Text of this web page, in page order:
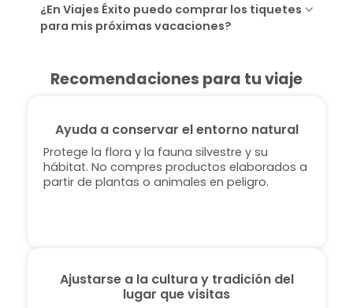
¿En Viajes Éxito puedo comprar los tiquetes
para mis próximas vacaciones?
Recomendaciones para tu viaje
Ayuda a conservar el entorno natural
Protege la flora y la fauna silvestre y su
hábitat. No compres productos elaborados a
partir de plantas o animales en peligro.
Ajustarse a la cultura y tradición del
lugar que visitas